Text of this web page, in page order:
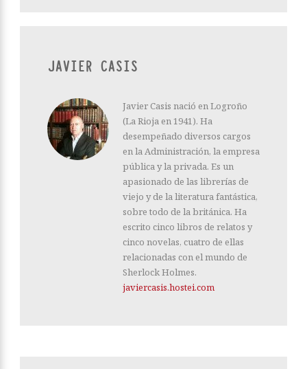
JAVIER CASIS
Javier Casis nació en Logroño
(La Rioja en 1941). Ha
desempeñado diversos cargos
en la Administración, la empresa
pública y la privada. Es un
apasionado de las librerías de
viejo y de la literatura fantástica,
sobre todo de la británica. Ha
escrito cinco libros de relatos y
cinco novelas, cuatro de ellas
relacionadas con el mundo de
Sherlock Holmes.
javiercasis.hostei.com